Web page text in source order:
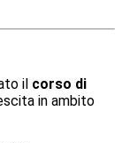
il corso di
in ambito